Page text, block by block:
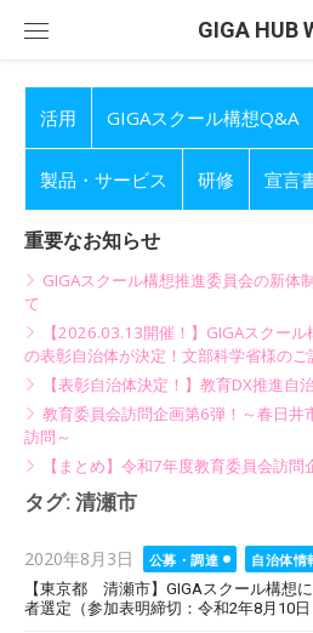
GIGA HUB
活用 GIGAスクール構想Q&A
製品・サービス 研修 宣言
重要なお知らせ
GIGAスクール構想推進委員会の新体
て
【2026.03.13開催！】GIGAスクー
の表彰自治体が決定！文部科学省様のご
【表彰自治体決定！】教育DX推進自
教育委員会訪問企画第6弾！～春日
訪問～
【まとめ】令和7年度教育委員会訪問
タグ: 清瀬市
Posted
on
2020年8月3日 公募・調達
自治体情
【東京都 清瀬市】GIGAスクール構想
者選定（参加表明締切：令和2年8月10日